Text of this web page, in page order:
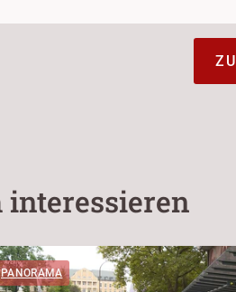
interessieren
PANORAMA